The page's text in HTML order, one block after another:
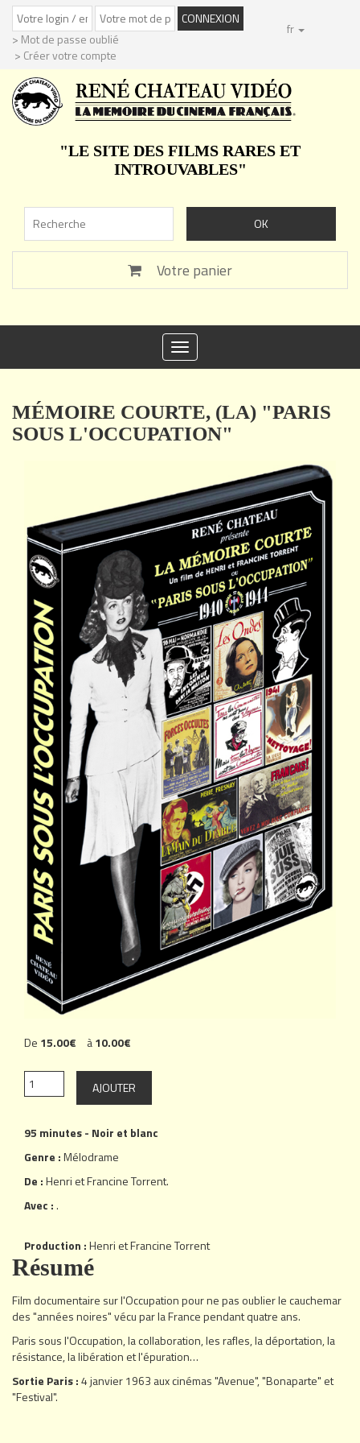
> Mot de passe oublié
> Créer votre compte
fr
"LE SITE DES FILMS RARES ET
INTROUVABLES"
Votre panier
Toggle
navigation
MÉMOIRE COURTE, (LA) "PARIS
SOUS L'OCCUPATION"
De 15.00€ à10.00€
95 minutes - Noir et blanc
Genre :Mélodrame
De :Henri et Francine Torrent.
Avec :.
Production :Henri et Francine Torrent
Résumé
Film documentaire sur l'Occupation pour ne pas oublier le cauchemar
des "années noires" vécu par la France pendant quatre ans.
Paris sous l'Occupation, la collaboration, les rafles, la déportation, la
résistance, la libération et l'épuration…
Sortie Paris :4 janvier 1963 aux cinémas "Avenue", "Bonaparte" et
"Festival".